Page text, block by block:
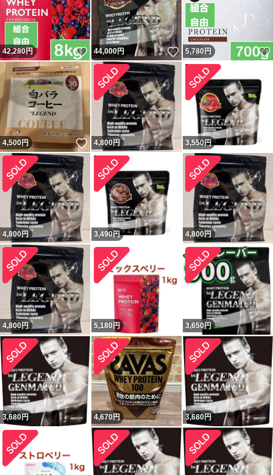
42,280円 いいね！
44,000円 いいね！
5,780円
4,500円 いいね！
4,800円 3,550円
4,800円 3,490円 4,800円
4,800円 5,180 円 3,650円
3,680円 4,670円 3,680円